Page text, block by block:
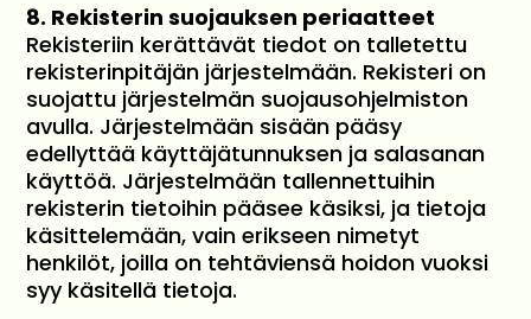
8. Rekisterin suojauksen periaatteet
Rekisteriin kerättävät tiedot on talletettu
rekisterinpitäjän järjestelmään. Rekisteri on
suojattu järjestelmän suojausohjelmiston
avulla. Järjestelmään sisään pääsy
edellyttää käyttäjätunnuksen ja salasanan
käyttöä. Järjestelmään tallennettuihin
rekisterin tietoihin pääsee käsiksi, ja tietoja
käsittelemään, vain erikseen nimetyt
henkilöt, joilla on tehtäviensä hoidon vuoksi
syy käsitellä tietoja.